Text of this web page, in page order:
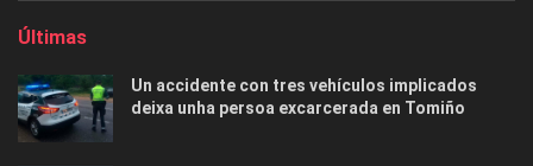
Últimas
Un accidente con tres vehículos implicados
deixa unha persoa excarcerada en Tomiño